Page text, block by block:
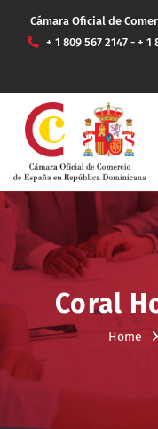
Cámara Oficial de
+ 1 809 567 2147 - + 1
Coral
Home